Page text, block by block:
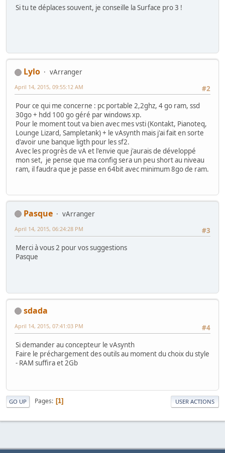
Si tu te déplaces souvent, je conseille la Surface pro 3 !
Lylo
vArranger
#2
April 14, 2015, 09:55:12 AM
Pour ce qui me concerne : pc portable 2,2ghz, 4 go ram, ssd
30go + hdd 100 go géré par windows xp.
Pour le moment tout va bien avec mes vsti (Kontakt, Pianoteq,
Lounge Lizard, Sampletank) + le vAsynth mais j'ai fait en sorte
d'avoir une banque ligth pour les sf2.
Avec les progrès de vA et l'envie que j'aurais de développé
mon set, je pense que ma config sera un peu short au niveau
ram, il faudra que je passe en 64bit avec minimum 8go de ram.
Pasque
vArranger
#3
April 14, 2015, 06:24:28 PM
Merci à vous 2 pour vos suggestions
Pasque
sdada
#4
April 14, 2015, 07:41:03 PM
Si demander au concepteur le vAsynth
Faire le préchargement des outils au moment du choix du style
- RAM suffira et 2Gb
GO UP Pages 1 USER ACTIONS